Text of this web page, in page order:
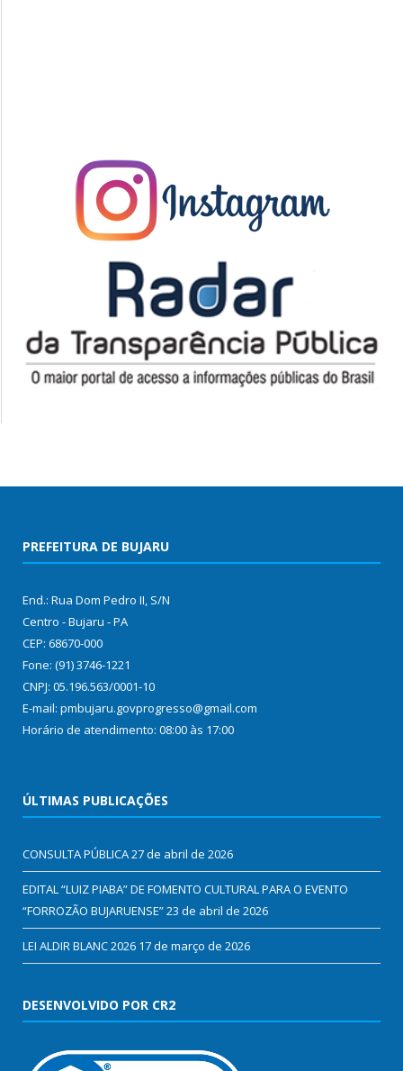
PREFEITURA DE BUJARU
End.: Rua Dom Pedro II, S/N
Centro - Bujaru - PA
CEP: 68670-000
Fone: (91) 3746-1221
CNPJ: 05.196.563/0001-10
E-mail: pmbujaru.govprogresso@gmail.com
Horário de atendimento: 08:00 às 17:00
ÚLTIMAS PUBLICAÇÕES
CONSULTA PÚBLICA27 de abril de 2026
EDITAL “LUIZ PIABA” DE FOMENTO CULTURAL PARA O EVENTO
“FORROZÃO BUJARUENSE”23 de abril de 2026
LEI ALDIR BLANC 2026 17 de março de 2026
DESENVOLVIDO POR CR2